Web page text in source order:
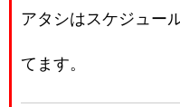
アタシはスケジュー
てます。